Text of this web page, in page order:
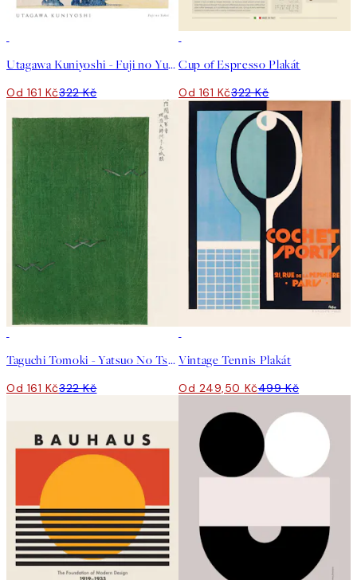
Utagawa Kuniyoshi - Fuji no Yukei Plakát
Od 161 Kč322 Kč
Cup of Espresso Plakát
Od 161 Kč322 Kč
Taguchi Tomoki - Yatsuo No Tsubaki Green Plakát
Od 161 Kč322 Kč
Vintage Tennis Plakát
Od 249,50 Kč499 Kč